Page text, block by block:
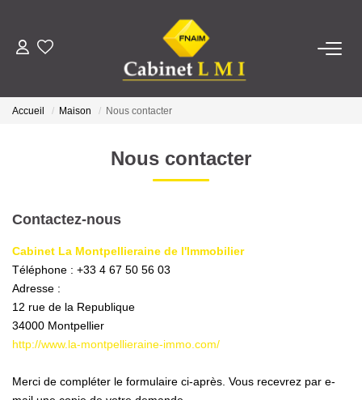
ACHETER
ESTIMER
NOTRE AGENCE
Qui Sommes-Nous ?
Notre Équipe
Nos Partenaires
Accueil Maison Nous contacter
Nous contacter
Contactez-nous
Cabinet La Montpellieraine de l'Immobilier
Téléphone : +33 4 67 50 56 03
Adresse :
12 rue de la Republique
34000 Montpellier
http://www.la-montpellieraine-immo.com/
Merci de compléter le formulaire ci-après. Vous recevrez par e-